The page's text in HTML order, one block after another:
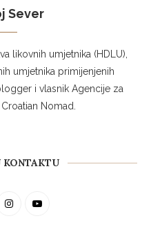
Sever
likovnih umjetnika (HDLU),
umjetnika primijenjenih
i vlasnik Agencije za
Nomad.